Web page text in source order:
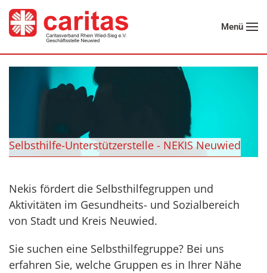
Zum Hauptinhalt springen
Menü
Selbsthilfe-Unterstützerstelle - NEKIS Neuwied
Nekis fördert die Selbsthilfegruppen und
Aktivitäten im Gesundheits- und Sozialbereich
von Stadt und Kreis Neuwied.
Sie suchen eine Selbsthilfegruppe? Bei uns
erfahren Sie, welche Gruppen es in Ihrer Nähe